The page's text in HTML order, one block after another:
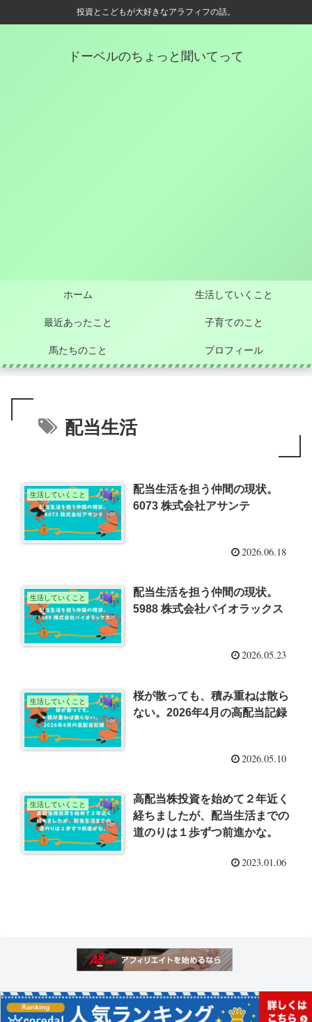
投資とこどもが大好きなアラフィフの話。
ドーベルのちょっと聞いてって
ホーム 生活していくこと
最近あったこと 子育てのこと
馬たちのこと プロフィール
配当生活
生活していくこと
配当生活を担う仲間の現状。
6073 株式会社アサンテ
2026.06.18
生活していくこと
配当生活を担う仲間の現状。
5988 株式会社パイオラックス
2026.05.23
生活していくこと
桜が散っても、積み重ねは散ら
ない。2026年4月の高配当記録
2026.05.10
生活していくこと
高配当株投資を始めて２年近く
経ちましたが、配当生活までの
道のりは１歩ずつ前進かな。
2023.01.06